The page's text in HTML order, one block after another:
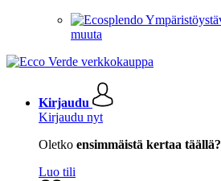
muuta
Kirjaudu
Kirjaudu nyt
Oletko ensimmäistä kertaa täällä?
Luo tili